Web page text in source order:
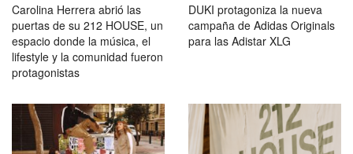
Carolina Herrera abrió las
puertas de su 212 HOUSE, un
espacio donde la música, el
lifestyle y la comunidad fueron
protagonistas
DUKI protagoniza la nueva
campaña de Adidas Originals
para las Adistar XLG